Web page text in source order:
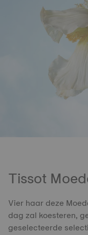
Tissot
Vier haar deze
dag zal koesteren,
geselecteerde